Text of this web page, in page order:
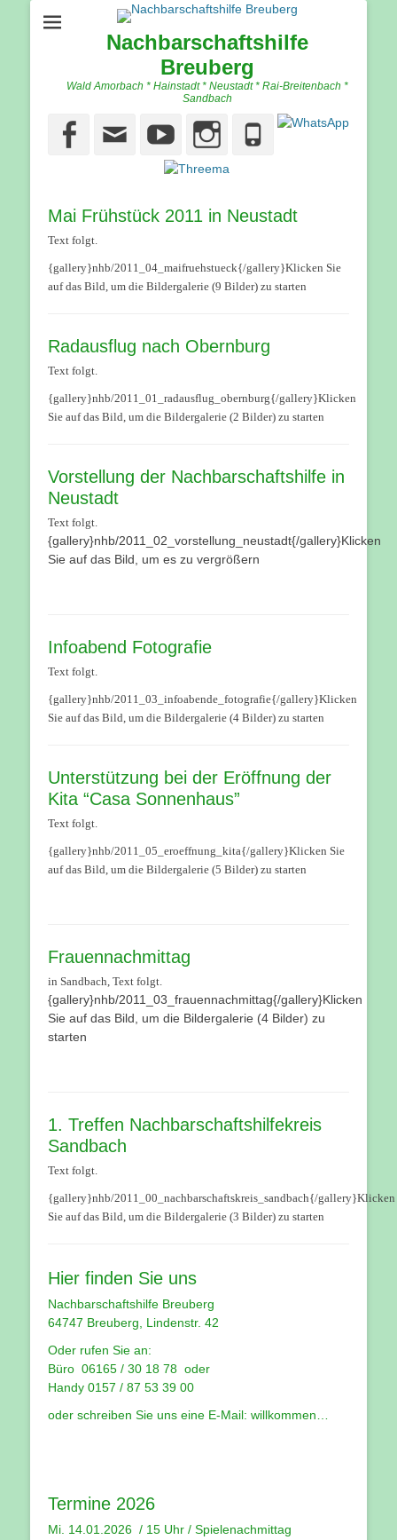
Nachbarschaftshilfe
Breuberg
Wald Amorbach * Hainstadt * Neustadt * Rai-Breitenbach *
Sandbach
Facebook
EmailYouTube
Instagram
Phone
Mai Frühstück 2011 in Neustadt
Text folgt.
{gallery}nhb/2011_04_maifruehstueck{/gallery}Klicken Sie
auf das Bild, um die Bildergalerie (9 Bilder) zu starten
Radausflug nach Obernburg
Text folgt.
{gallery}nhb/2011_01_radausflug_obernburg{/gallery}Klicken
Sie auf das Bild, um die Bildergalerie (2 Bilder) zu starten
Vorstellung der Nachbarschaftshilfe in
Neustadt
Text folgt.
{gallery}nhb/2011_02_vorstellung_neustadt{/gallery}Klicken
Sie auf das Bild, um es zu vergrößern
Infoabend Fotografie
Text folgt.
{gallery}nhb/2011_03_infoabende_fotografie{/gallery}Klicken
Sie auf das Bild, um die Bildergalerie (4 Bilder) zu starten
Unterstützung bei der Eröffnung der
Kita “Casa Sonnenhaus”
Text folgt.
{gallery}nhb/2011_05_eroeffnung_kita{/gallery}Klicken Sie
auf das Bild, um die Bildergalerie (5 Bilder) zu starten
Frauennachmittag
in Sandbach, Text folgt.
{gallery}nhb/2011_03_frauennachmittag{/gallery}Klicken
Sie auf das Bild, um die Bildergalerie (4 Bilder) zu
starten
1. Treffen Nachbarschaftshilfekreis
Sandbach
Text folgt.
{gallery}nhb/2011_00_nachbarschaftskreis_sandbach{/gallery}Klicken
Sie auf das Bild, um die Bildergalerie (3 Bilder) zu starten
Hier finden Sie uns
Nachbarschaftshilfe Breuberg
64747 Breuberg, Lindenstr. 42
Oder rufen Sie an:
Büro 06165 / 30 18 78 oder
Handy 0157 / 87 53 39 00
oder schreiben Sie uns eine E-Mail: willkommen…
Termine 2026
Mi. 14.01.2026 / 15 Uhr / Spielenachmittag